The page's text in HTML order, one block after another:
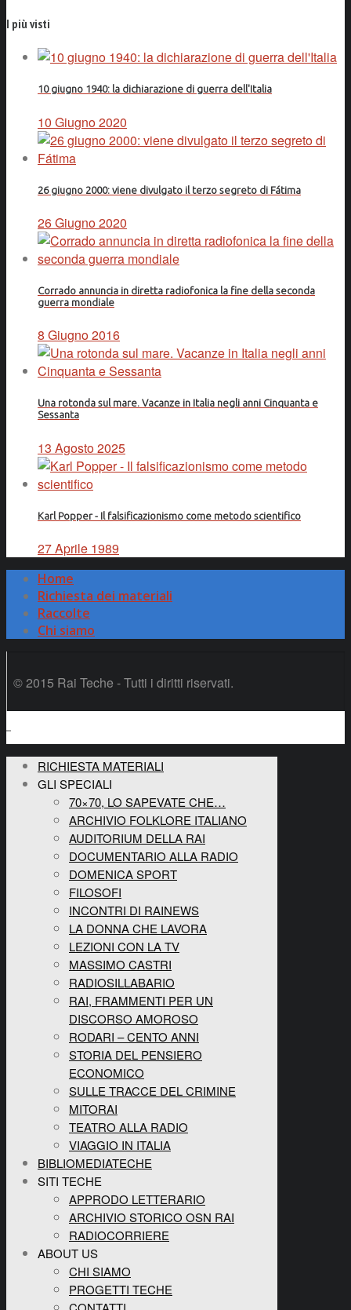
I più visti
10 giugno 1940: la dichiarazione di guerra dell'Italia
10 Giugno 2020
26 giugno 2000: viene divulgato il terzo segreto di Fátima
26 Giugno 2020
Corrado annuncia in diretta radiofonica la fine della seconda
guerra mondiale
8 Giugno 2016
Una rotonda sul mare. Vacanze in Italia negli anni Cinquanta e
Sessanta
13 Agosto 2025
Karl Popper - Il falsificazionismo come metodo scientifico
27 Aprile 1989
Home
Richiesta dei materiali
Raccolte
Chi siamo
© 2015 Rai Teche - Tutti i diritti riservati.
RICHIESTA MATERIALI
GLI SPECIALI
70×70, LO SAPEVATE CHE…
ARCHIVIO FOLKLORE ITALIANO
AUDITORIUM DELLA RAI
DOCUMENTARIO ALLA RADIO
DOMENICA SPORT
FILOSOFI
INCONTRI DI RAINEWS
LA DONNA CHE LAVORA
LEZIONI CON LA TV
MASSIMO CASTRI
RADIOSILLABARIO
RAI, FRAMMENTI PER UN
DISCORSO AMOROSO
RODARI – CENTO ANNI
STORIA DEL PENSIERO
ECONOMICO
SULLE TRACCE DEL CRIMINE
MITORAI
TEATRO ALLA RADIO
VIAGGIO IN ITALIA
BIBLIOMEDIATECHE
SITI TECHE
APPRODO LETTERARIO
ARCHIVIO STORICO OSN RAI
RADIOCORRIERE
ABOUT US
CHI SIAMO
PROGETTI TECHE